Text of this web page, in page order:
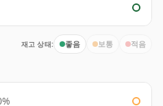
재고 상태: 좋음 보통 적음